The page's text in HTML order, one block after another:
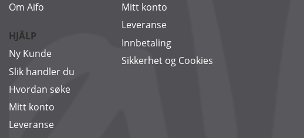
Om Aifo
HJÄLP
Ny Kunde
Slik handler du
Hvordan søke
Mitt konto
Leveranse
Mitt konto
Leveranse
Innbetaling
Sikkerhet og Cookies